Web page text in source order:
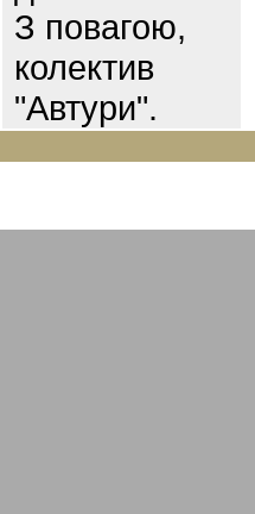
З повагою,
колектив
"Автури".